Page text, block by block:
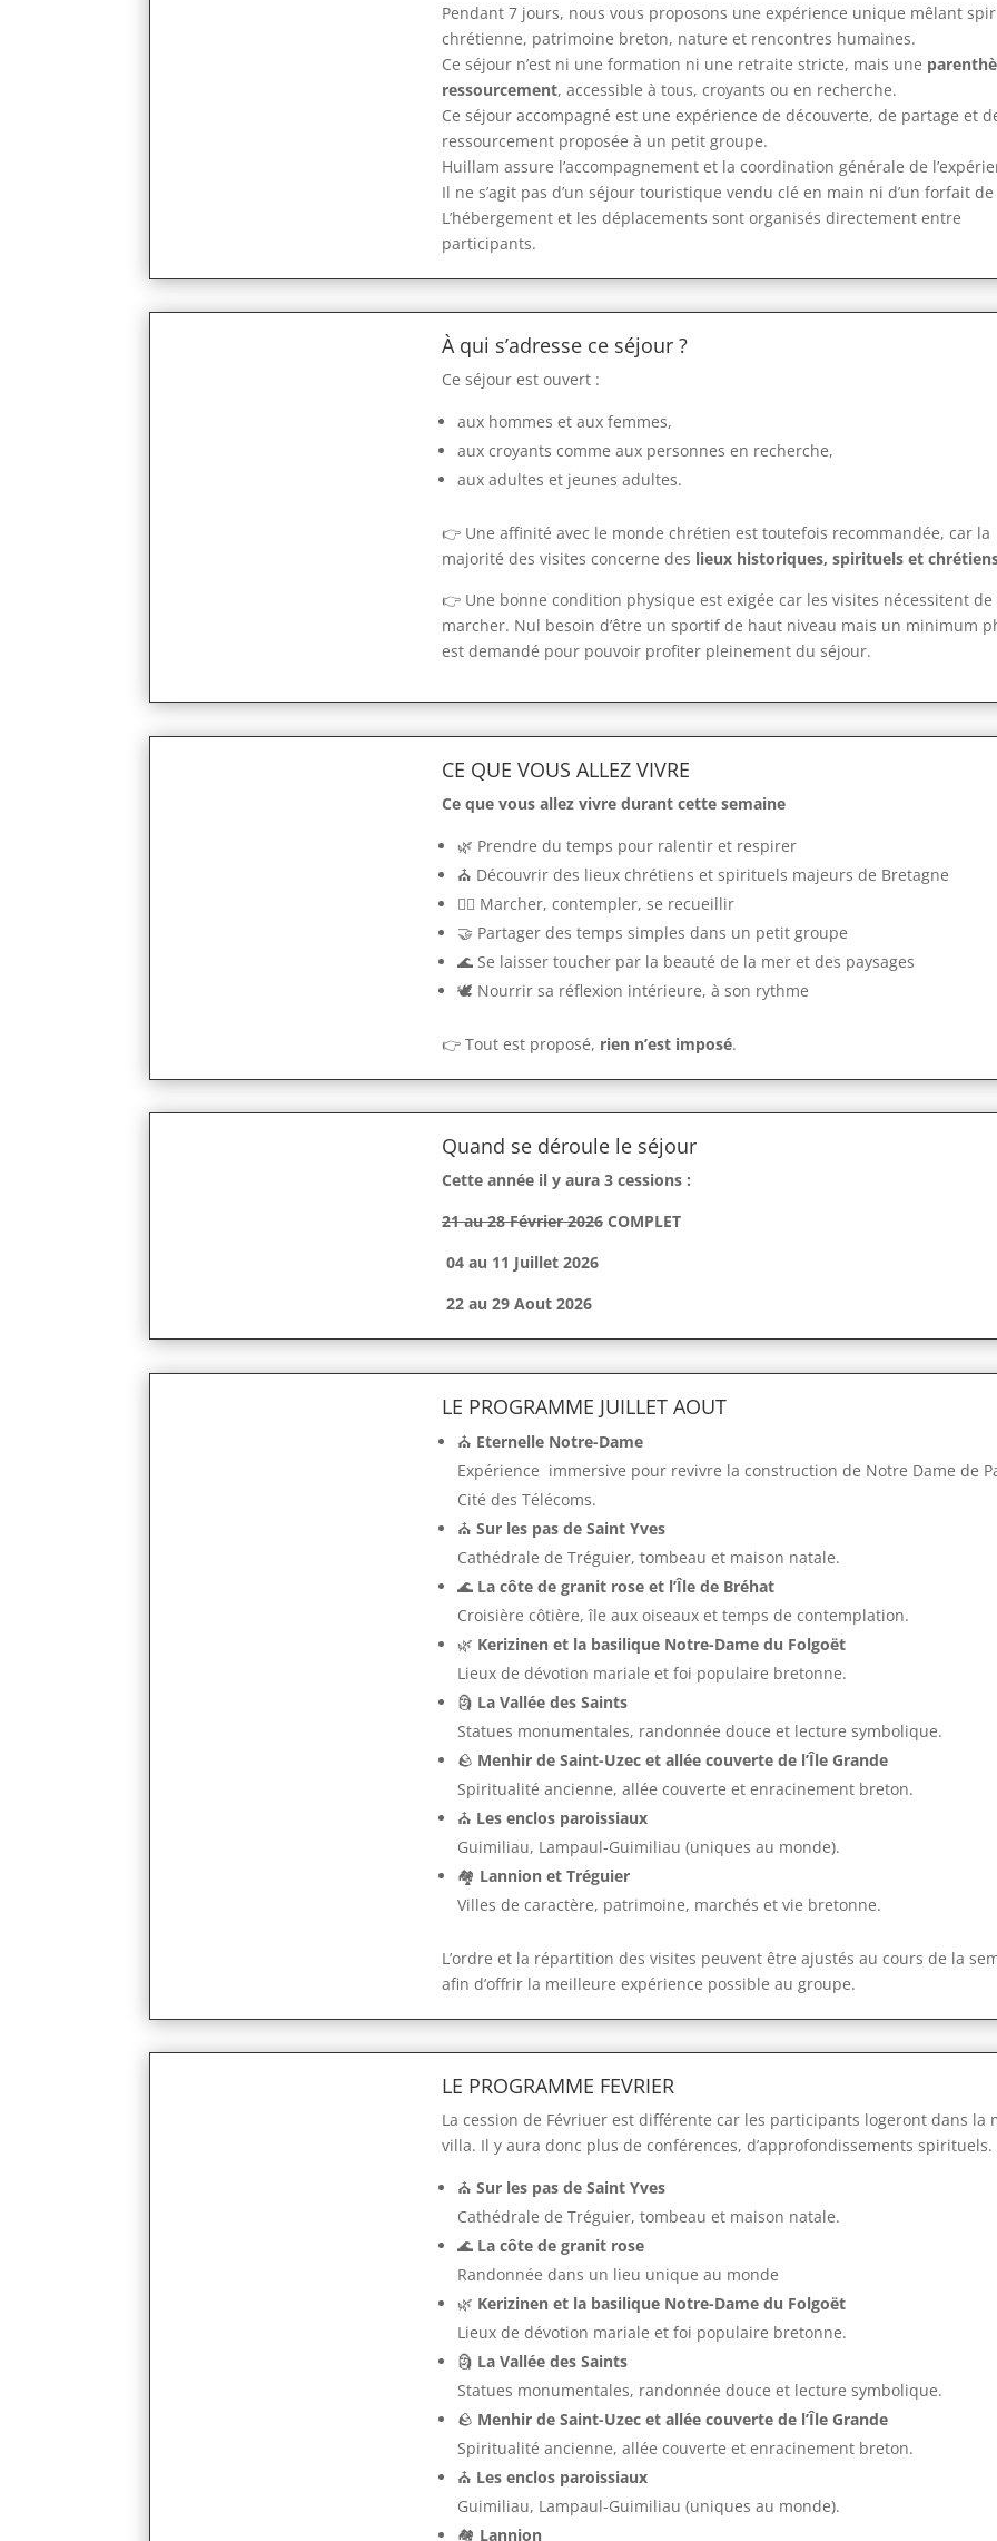
Pendant 7 jours, nous vous proposons une expérience unique mêlant
chrétienne, patrimoine breton, nature et rencontres humaines.
Ce séjour n’est ni une formation ni une retraite stricte, mais une
ressourcement, accessible à tous, croyants ou en recherche.
Ce séjour accompagné est une expérience de découverte, de partage et
ressourcement proposée à un petit groupe.
Huillam assure l’accompagnement et la coordination générale de
Il ne s’agit pas d’un séjour touristique vendu clé en main ni d’un forfait de
L’hébergement et les déplacements sont organisés directement entre
participants.
À qui s’adresse ce séjour ?
Ce séjour est ouvert :
aux hommes et aux femmes,
aux croyants comme aux personnes en recherche,
aux adultes et jeunes adultes.
👉 Une affinité avec le monde chrétien est toutefois recommandée, car la
majorité des visites concerne des lieux historiques, spirituels et
👉 Une bonne condition physique est exigée car les visites nécessitent de
marcher. Nul besoin d’être un sportif de haut niveau mais un minimum
est demandé pour pouvoir profiter pleinement du séjour.
CE QUE VOUS ALLEZ VIVRE
Ce que vous allez vivre durant cette semaine
🌿 Prendre du temps pour ralentir et respirer
⛪ Découvrir des lieux chrétiens et spirituels majeurs de Bretagne
🚶‍♂️ Marcher, contempler, se recueillir
🤝 Partager des temps simples dans un petit groupe
🌊 Se laisser toucher par la beauté de la mer et des paysages
🕊️ Nourrir sa réflexion intérieure, à son rythme
👉 Tout est proposé, rien n’est imposé.
Quand se déroule le séjour
Cette année il y aura 3 cessions :
21 au 28 Février 2026 COMPLET
04 au 11 Juillet 2026
22 au 29 Aout 2026
LE PROGRAMME JUILLET AOUT
⛪ Eternelle Notre-Dame
Expérience immersive pour revivre la construction de Notre Dame de
Cité des Télécoms.
⛪ Sur les pas de Saint Yves
Cathédrale de Tréguier, tombeau et maison natale.
🌊 La côte de granit rose et l’Île de Bréhat
Croisière côtière, île aux oiseaux et temps de contemplation.
🌿 Kerizinen et la basilique Notre-Dame du Folgoët
Lieux de dévotion mariale et foi populaire bretonne.
🗿 La Vallée des Saints
Statues monumentales, randonnée douce et lecture symbolique.
🪨 Menhir de Saint-Uzec et allée couverte de l’Île Grande
Spiritualité ancienne, allée couverte et enracinement breton.
⛪ Les enclos paroissiaux
Guimiliau, Lampaul-Guimiliau (uniques au monde).
🏘️ Lannion et Tréguier
Villes de caractère, patrimoine, marchés et vie bretonne.
L’ordre et la répartition des visites peuvent être ajustés au cours de la
afin d’offrir la meilleure expérience possible au groupe.
LE PROGRAMME FEVRIER
La cession de Févriuer est différente car les participants logeront dans la
villa. Il y aura donc plus de conférences, d’approfondissements spirituels.
⛪ Sur les pas de Saint Yves
Cathédrale de Tréguier, tombeau et maison natale.
🌊 La côte de granit rose
Randonnée dans un lieu unique au monde
🌿 Kerizinen et la basilique Notre-Dame du Folgoët
Lieux de dévotion mariale et foi populaire bretonne.
🗿 La Vallée des Saints
Statues monumentales, randonnée douce et lecture symbolique.
🪨 Menhir de Saint-Uzec et allée couverte de l’Île Grande
Spiritualité ancienne, allée couverte et enracinement breton.
⛪ Les enclos paroissiaux
Guimiliau, Lampaul-Guimiliau (uniques au monde).
🏘️ Lannion